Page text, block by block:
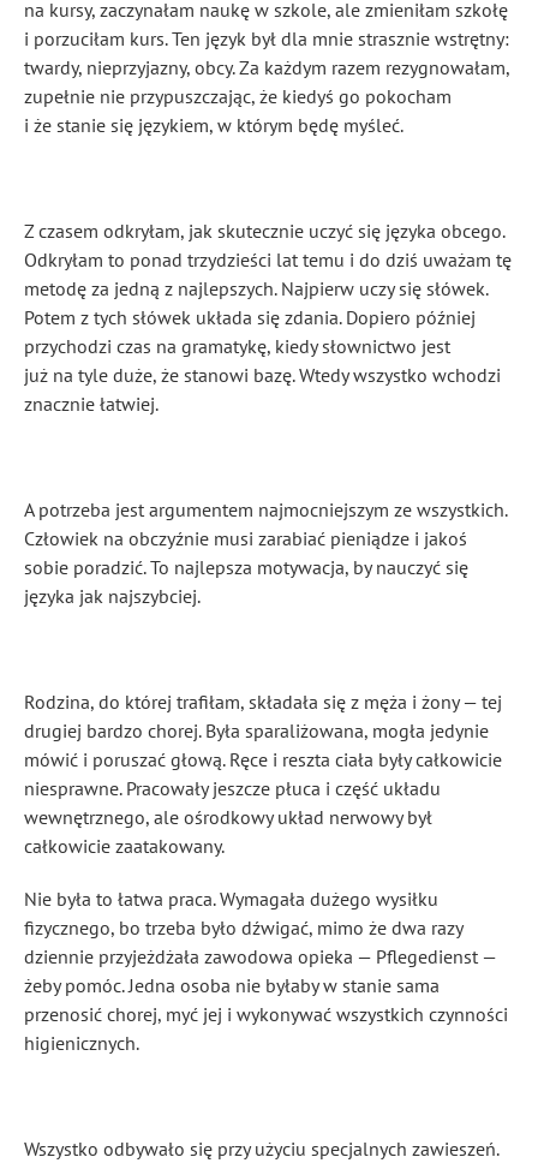
na kursy, zaczynałam naukę w szkole, ale zmieniłam szkołę
i porzuciłam kurs. Ten język był dla mnie strasznie wstrętny:
twardy, nieprzyjazny, obcy. Za każdym razem rezygnowałam,
zupełnie nie przypuszczając, że kiedyś go pokocham
i że stanie się językiem, w którym będę myśleć.
Z czasem odkryłam, jak skutecznie uczyć się języka obcego.
Odkryłam to ponad trzydzieści lat temu i do dziś uważam tę
metodę za jedną z najlepszych. Najpierw uczy się słówek.
Potem z tych słówek układa się zdania. Dopiero później
przychodzi czas na gramatykę, kiedy słownictwo jest
już na tyle duże, że stanowi bazę. Wtedy wszystko wchodzi
znacznie łatwiej.
A potrzeba jest argumentem najmocniejszym ze wszystkich.
Człowiek na obczyźnie musi zarabiać pieniądze i jakoś
sobie poradzić. To najlepsza motywacja, by nauczyć się
języka jak najszybciej.
Rodzina, do której trafiłam, składała się z męża i żony — tej
drugiej bardzo chorej. Była sparaliżowana, mogła jedynie
mówić i poruszać głową. Ręce i reszta ciała były całkowicie
niesprawne. Pracowały jeszcze płuca i część układu
wewnętrznego, ale ośrodkowy układ nerwowy był
całkowicie zaatakowany.
Nie była to łatwa praca. Wymagała dużego wysiłku
fizycznego, bo trzeba było dźwigać, mimo że dwa razy
dziennie przyjeżdżała zawodowa opieka — Pflegedienst —
żeby pomóc. Jedna osoba nie byłaby w stanie sama
przenosić chorej, myć jej i wykonywać wszystkich czynności
higienicznych.
Wszystko odbywało się przy użyciu specjalnych zawieszeń.